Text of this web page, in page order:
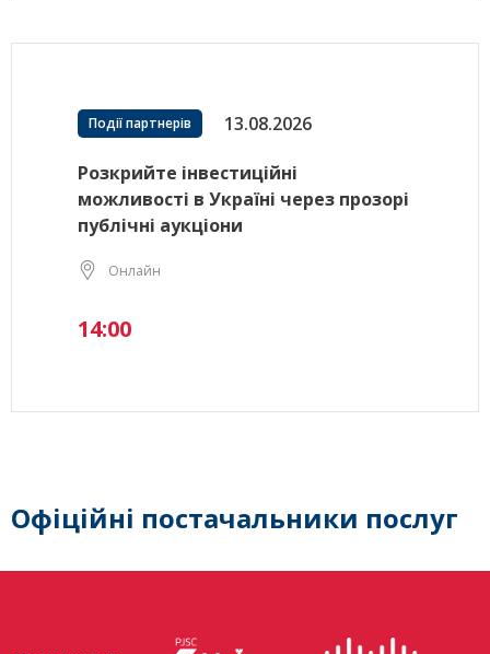
Події партнерів 13.08.2026
Розкрийте інвестиційні
можливості в Україні через прозорі
публічні аукціони
Онлайн
14:00
Офіційні постачальники послуг